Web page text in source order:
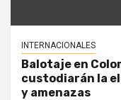
INTERNACIONALES
Balotaje en
custodiarán la
y amenazas